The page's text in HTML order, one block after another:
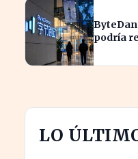
podría
LO